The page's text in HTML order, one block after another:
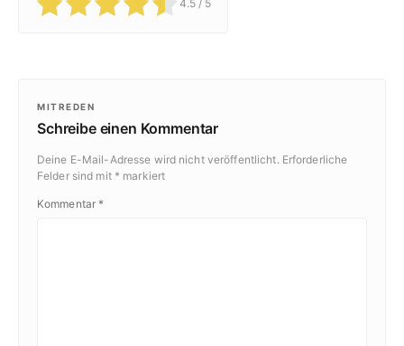
4.5 / 5
MITREDEN
Schreibe einen Kommentar
Deine E-Mail-Adresse wird nicht veröffentlicht. Erforderliche
Felder sind mit * markiert
Kommentar *